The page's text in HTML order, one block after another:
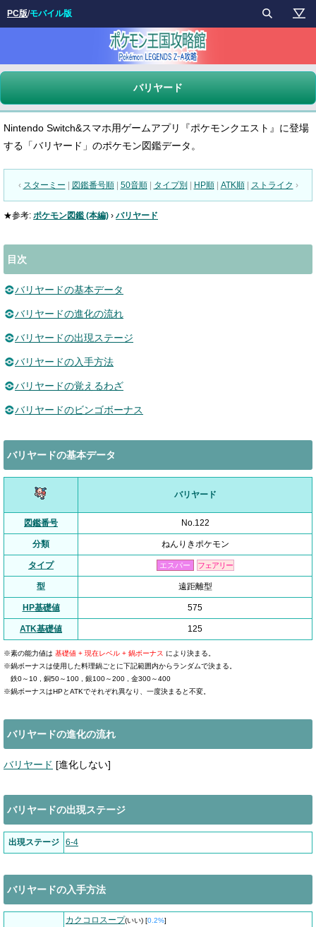
バリヤード
Nintendo Switch&スマホ用ゲームアプリ『ポケモンクエスト』に登場
する「バリヤード」のポケモン図鑑データ。
‹ スターミー 図鑑番号順| 50音順| タイプ別 HP順| ATK順| ストライク ›
★参考: ポケモン図鑑 (本編) › バリヤード
目次
バリヤードの基本データ
バリヤードの進化の流れ
バリヤードの出現ステージ
バリヤードの入手方法
バリヤードの覚えるわざ
バリヤードのビンゴボーナス
バリヤードの基本データ
バリヤード
図鑑番号 No.122
分類 ねんりきポケモン
タイプ エスパー フェアリー
型 遠距離型
HP基礎値 575
ATK基礎値 125
※素の能力値は 基礎値 + 現在レベル + 鍋ボーナス により決まる。
※鍋ボーナスは使用した料理鍋ごとに下記範囲内からランダムで決まる。
鉄0～10 , 銅50～100 , 銀100～200 , 金300～400
※鍋ボーナスはHPとATKでそれぞれ異なり、一度決まると不変。
バリヤードの進化の流れ
バリヤード [進化しない]
バリヤードの出現ステージ
出現ステージ 6-4
バリヤードの入手方法
カクコロスープ(いい) [0.2%]
PC版/モバイル版